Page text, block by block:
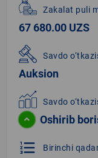
Zakalat puli
67 680.00 UZS
Savdo
Auksion
Savdo
Oshirib
format_list_numbered Birinchi